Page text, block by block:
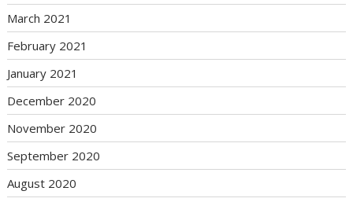
March 2021
February 2021
January 2021
December 2020
November 2020
September 2020
August 2020